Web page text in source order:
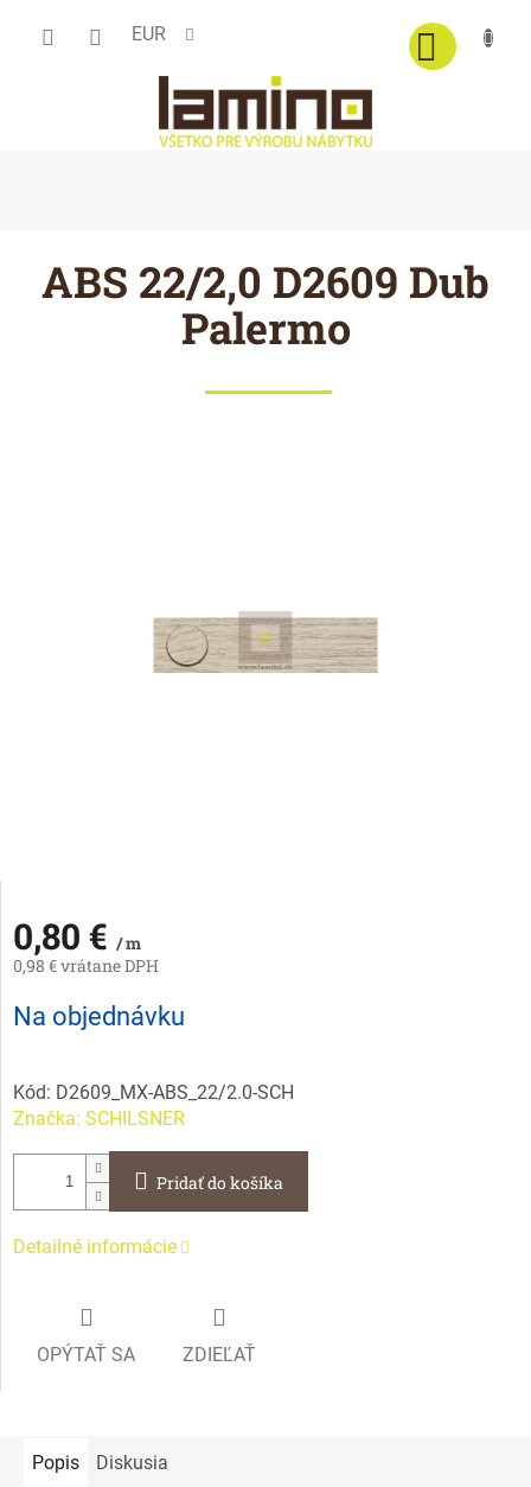
EUR
ABS 22/2,0 D2609 Dub
Palermo
0,80 € / m
0,98 € vrátane DPH
Jednotková
cena:
Na objednávku
Kód: D2609_MX-ABS_22/2.0-SCH
Značka: SCHILSNER
Pridať do košíka
Detailné informácie
OPÝTAŤ SA ZDIEĽAŤ
Popis Diskusia